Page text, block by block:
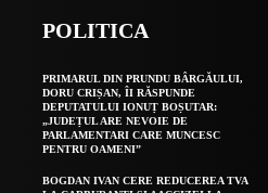
POLITICA
PRIMARUL DIN PRUNDU BÂRGĂULUI,
DORU CRIȘAN, ÎI RĂSPUNDE
DEPUTATULUI IONUȚ BOȘUTAR:
„JUDEȚUL ARE NEVOIE DE
PARLAMENTARI CARE MUNCESC
PENTRU OAMENI”
BOGDAN IVAN CERE REDUCEREA TVA